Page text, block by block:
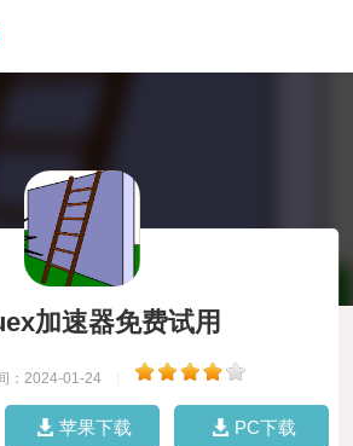
加速器免费试用
：2024-01-24
苹果下载 PC下载